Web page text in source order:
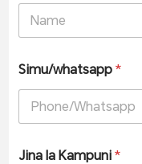
Simu/whatsapp*
Jina la Kampuni*